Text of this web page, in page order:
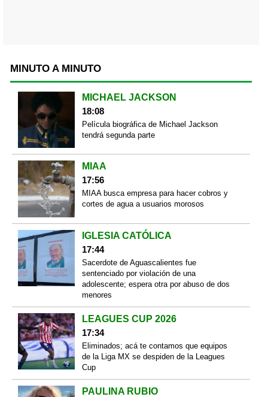
MINUTO A MINUTO
MICHAEL JACKSON
18:08
Película biográfica de Michael Jackson
tendrá segunda parte
MIAA
17:56
MIAA busca empresa para hacer cobros y
cortes de agua a usuarios morosos
IGLESIA CATÓLICA
17:44
Sacerdote de Aguascalientes fue
sentenciado por violación de una
adolescente; espera otra por abuso de dos
menores
LEAGUES CUP 2026
17:34
Eliminados; acá te contamos que equipos
de la Liga MX se despiden de la Leagues
Cup
PAULINA RUBIO